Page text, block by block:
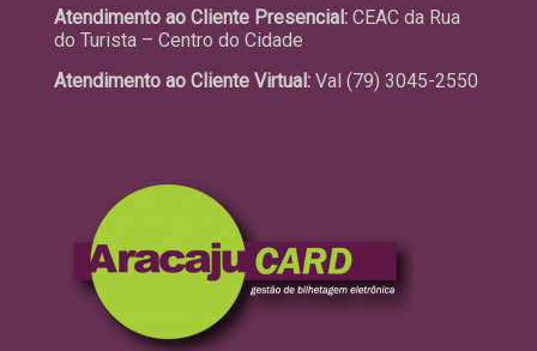
Atendimento ao Cliente Presencial: CEAC da Rua
do Turista – Centro do Cidade
Atendimento ao Cliente Virtual: Val (79) 3045-2550